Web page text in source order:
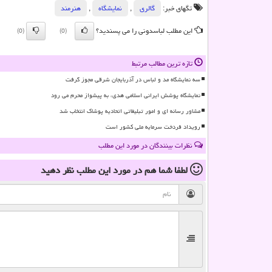
تگهای خبر: گالری , نمایشگاه ,
هنرمند
این مطلب لباسدونی را می پسندید؟
(0)
(0)
تازه ترین مطالب مرتبط
سه نمایشگاه مد و لباس در آذربایجان شرقی مجوز گرفت
نمایشگاه پوشش ایرانی اسلامی هدی، به پیشواز محرم می رود
مشاور رسانه ای و امور تبلیغاتی اتحادیه پوشاک انتخاب شد
رویداد فردخت سرمایه ملی کشور است
نظرات بینندگان در مورد این مطلب
لطفا شما همدر مورد این مطلبنظر دهید